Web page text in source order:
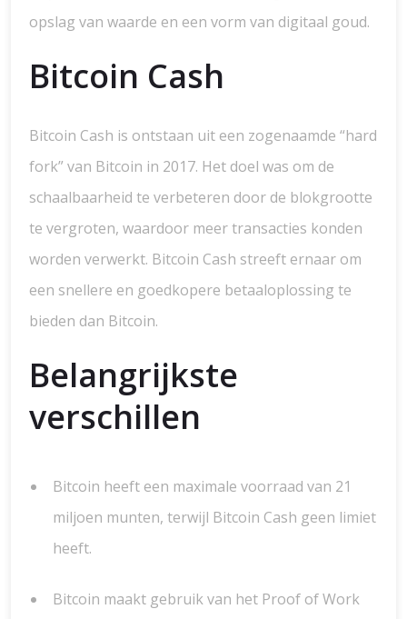
opslag van waarde en een vorm van digitaal goud.
Bitcoin Cash
Bitcoin Cash is ontstaan uit een zogenaamde “hard
fork” van Bitcoin in 2017. Het doel was om de
schaalbaarheid te verbeteren door de blokgrootte
te vergroten, waardoor meer transacties konden
worden verwerkt. Bitcoin Cash streeft ernaar om
een snellere en goedkopere betaaloplossing te
bieden dan Bitcoin.
Belangrijkste
verschillen
Bitcoin heeft een maximale voorraad van 21
miljoen munten, terwijl Bitcoin Cash geen limiet
heeft.
Bitcoin maakt gebruik van het Proof of Work